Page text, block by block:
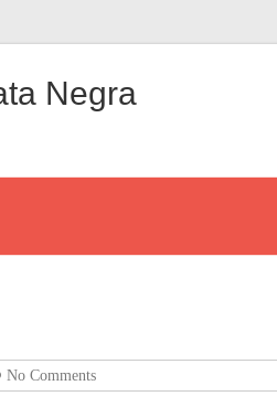
Negra
No Comments